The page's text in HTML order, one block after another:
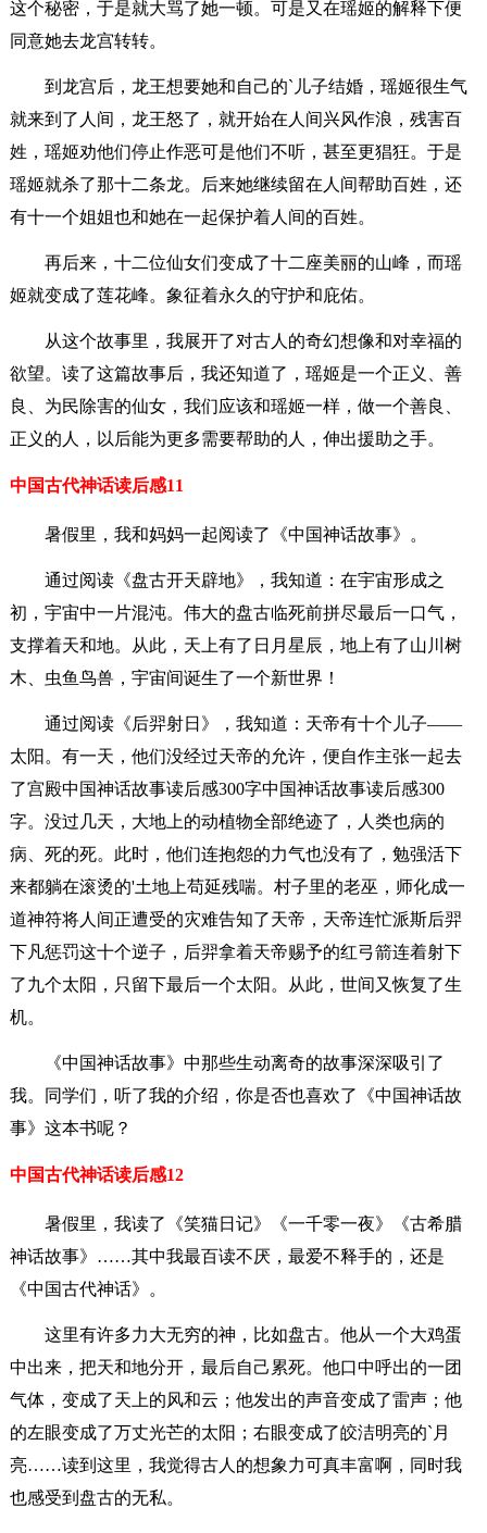
这个秘密，于是就大骂了她一顿。可是又在瑶姬的解释下便
同意她去龙宫转转。
到龙宫后，龙王想要她和自己的`儿子结婚，瑶姬很生气
就来到了人间，龙王怒了，就开始在人间兴风作浪，残害百
姓，瑶姬劝他们停止作恶可是他们不听，甚至更猖狂。于是
瑶姬就杀了那十二条龙。后来她继续留在人间帮助百姓，还
有十一个姐姐也和她在一起保护着人间的百姓。
再后来，十二位仙女们变成了十二座美丽的山峰，而瑶
姬就变成了莲花峰。象征着永久的守护和庇佑。
从这个故事里，我展开了对古人的奇幻想像和对幸福的
欲望。读了这篇故事后，我还知道了，瑶姬是一个正义、善
良、为民除害的仙女，我们应该和瑶姬一样，做一个善良、
正义的人，以后能为更多需要帮助的人，伸出援助之手。
中国古代神话读后感11
暑假里，我和妈妈一起阅读了《中国神话故事》。
通过阅读《盘古开天辟地》，我知道：在宇宙形成之
初，宇宙中一片混沌。伟大的盘古临死前拼尽最后一口气，
支撑着天和地。从此，天上有了日月星辰，地上有了山川树
木、虫鱼鸟兽，宇宙间诞生了一个新世界！
通过阅读《后羿射日》，我知道：天帝有十个儿子——
太阳。有一天，他们没经过天帝的允许，便自作主张一起去
了宫殿中国神话故事读后感300字中国神话故事读后感300
字。没过几天，大地上的动植物全部绝迹了，人类也病的
病、死的死。此时，他们连抱怨的力气也没有了，勉强活下
来都躺在滚烫的'土地上苟延残喘。村子里的老巫，师化成一
道神符将人间正遭受的灾难告知了天帝，天帝连忙派斯后羿
下凡惩罚这十个逆子，后羿拿着天帝赐予的红弓箭连着射下
了九个太阳，只留下最后一个太阳。从此，世间又恢复了生
机。
《中国神话故事》中那些生动离奇的故事深深吸引了
我。同学们，听了我的介绍，你是否也喜欢了《中国神话故
事》这本书呢？
中国古代神话读后感12
暑假里，我读了《笑猫日记》《一千零一夜》《古希腊
神话故事》……其中我最百读不厌，最爱不释手的，还是
《中国古代神话》。
这里有许多力大无穷的神，比如盘古。他从一个大鸡蛋
中出来，把天和地分开，最后自己累死。他口中呼出的一团
气体，变成了天上的风和云；他发出的声音变成了雷声；他
的左眼变成了万丈光芒的太阳；右眼变成了皎洁明亮的`月
亮……读到这里，我觉得古人的想象力可真丰富啊，同时我
也感受到盘古的无私。